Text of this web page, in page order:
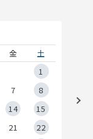
金
土
1
7
8
14
15
21
22